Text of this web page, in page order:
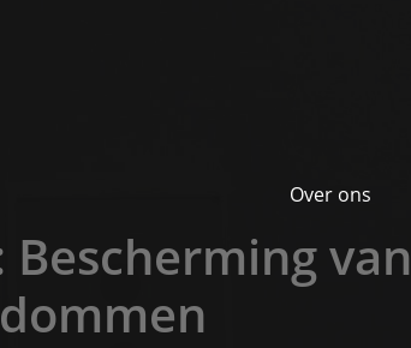
Over ons
van